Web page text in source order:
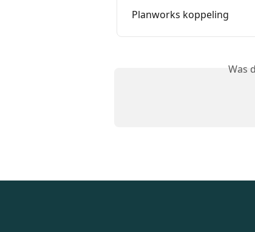
Planworks koppeling
Was